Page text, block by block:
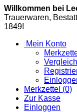
Willkommen bei
Trauerwaren,
1849!
Mein Konto
Merkzettel (0)
Zur Kasse
Einloggen